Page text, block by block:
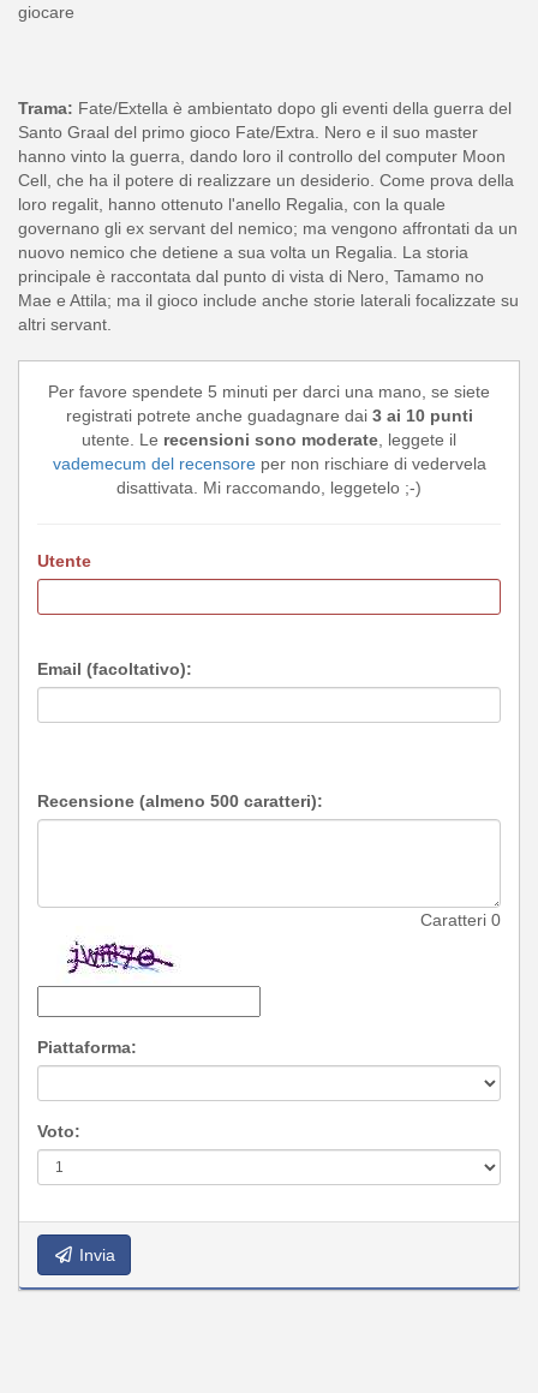
giocare
Trama: Fate/Extella è ambientato dopo gli eventi della guerra del
Santo Graal del primo gioco Fate/Extra. Nero e il suo master
hanno vinto la guerra, dando loro il controllo del computer Moon
Cell, che ha il potere di realizzare un desiderio. Come prova della
loro regalit, hanno ottenuto l'anello Regalia, con la quale
governano gli ex servant del nemico; ma vengono affrontati da un
nuovo nemico che detiene a sua volta un Regalia. La storia
principale è raccontata dal punto di vista di Nero, Tamamo no
Mae e Attila; ma il gioco include anche storie laterali focalizzate su
altri servant.
Per favore spendete 5 minuti per darci una mano, se siete
registrati potrete anche guadagnare dai 3 ai 10 punti
utente. Le recensioni sono moderate , leggete il
vademecum del recensoreper non rischiare di vedervela
disattivata. Mi raccomando, leggetelo ;-)
Utente
Email (facoltativo):
Recensione (almeno 500 caratteri):
Caratteri 0
Piattaforma:
Voto:
Invia